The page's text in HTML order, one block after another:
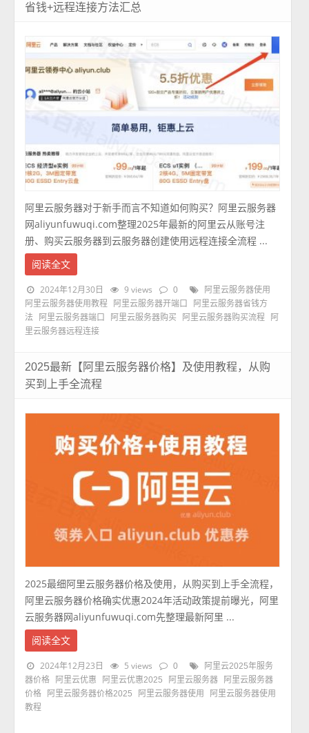
省钱+远程连接方法汇总
阿里云服务器对于新手而言不知道如何购买？阿里云服务器
网aliyunfuwuqi.com整理2025年最新的阿里云从账号注
册、购买云服务器到云服务器创建使用远程连接全流程 ...
阅读全文
2024年12月30日 9 views 0
阿里云服务器使用
阿里云服务器使用教程
阿里云服务器开端口
阿里云服务器省钱方
法
阿里云服务器端口 阿里云服务器购买 阿里云服务器购买流程
阿
里云服务器远程连接
2025最新【阿里云服务器价格】及使用教程，从购
买到上手全流程
2025最细阿里云服务器价格及使用，从购买到上手全流程，
阿里云服务器价格确实优惠2024年活动政策提前曝光，阿里
云服务器网aliyunfuwuqi.com先整理最新阿里 ...
阅读全文
2024年12月23日 5 views 0
阿里云2025年服务
器价格
阿里云优惠 阿里云优惠2025 阿里云服务器
阿里云服务器
价格
阿里云服务器价格2025 阿里云服务器使用
阿里云服务器使用
教程